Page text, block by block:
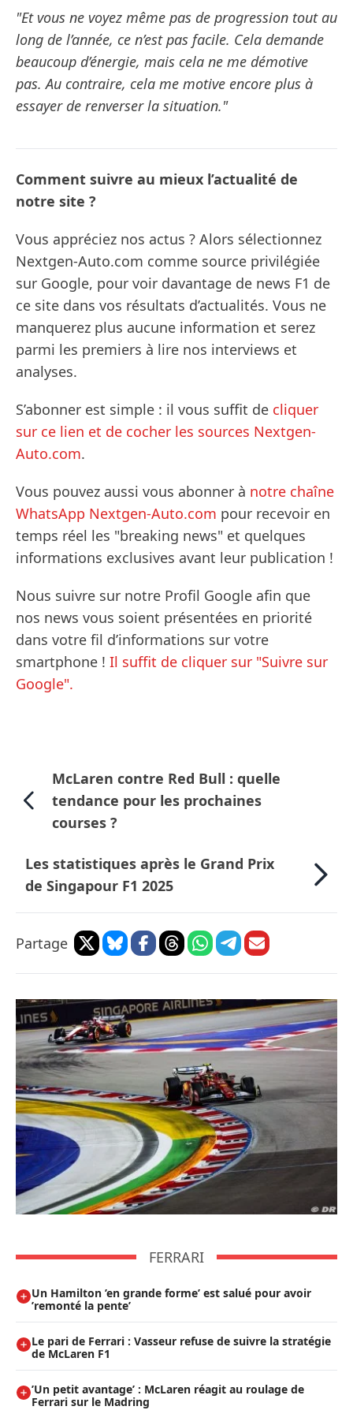
"Et vous ne voyez même pas de progression tout au
long de l’année, ce n’est pas facile. Cela demande
beaucoup d’énergie, mais cela ne me démotive
pas. Au contraire, cela me motive encore plus à
essayer de renverser la situation."
Comment suivre au mieux l’actualité de
notre site ?
Vous appréciez nos actus ? Alors sélectionnez
Nextgen-Auto.com comme source privilégiée
sur Google, pour voir davantage de news F1 de
ce site dans vos résultats d’actualités. Vous ne
manquerez plus aucune information et serez
parmi les premiers à lire nos interviews et
analyses.
S’abonner est simple : il vous suffit de cliquer
sur ce lien et de cocher les sources Nextgen-
Auto.com.
Vous pouvez aussi vous abonner à notre chaîne
WhatsApp Nextgen-Auto.com pour recevoir en
temps réel les "breaking news" et quelques
informations exclusives avant leur publication !
Nous suivre sur notre Profil Google afin que
nos news vous soient présentées en priorité
dans votre fil d’informations sur votre
smartphone ! Il suffit de cliquer sur "Suivre sur
Google".
McLaren contre Red Bull : quelle
tendance pour les prochaines
courses ?
Les statistiques après le Grand Prix
de Singapour F1 2025
Partage
FERRARI
Un Hamilton ’en grande forme’ est salué pour avoir
’remonté la pente’
Le pari de Ferrari : Vasseur refuse de suivre la stratégie
de McLaren F1
’Un petit avantage’ : McLaren réagit au roulage de
Ferrari sur le Madring